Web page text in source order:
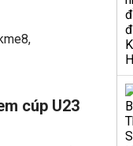
cúp U23